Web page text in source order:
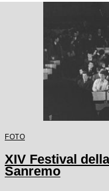
FOTO
XIV Festival
Sanremo